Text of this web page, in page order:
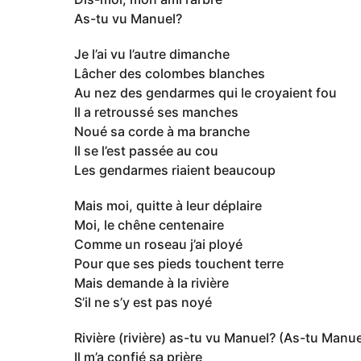
As-tu vu Manuel?
Je l’ai vu l’autre dimanche
Lâcher des colombes blanches
Au nez des gendarmes qui le croyaient fou
Il a retroussé ses manches
Noué sa corde à ma branche
Il se l’est passée au cou
Les gendarmes riaient beaucoup
Mais moi, quitte à leur déplaire
Moi, le chêne centenaire
Comme un roseau j’ai ployé
Pour que ses pieds touchent terre
Mais demande à la rivière
S’il ne s’y est pas noyé
Rivière (rivière) as-tu vu Manuel? (As-tu
Il m’a confié sa prière